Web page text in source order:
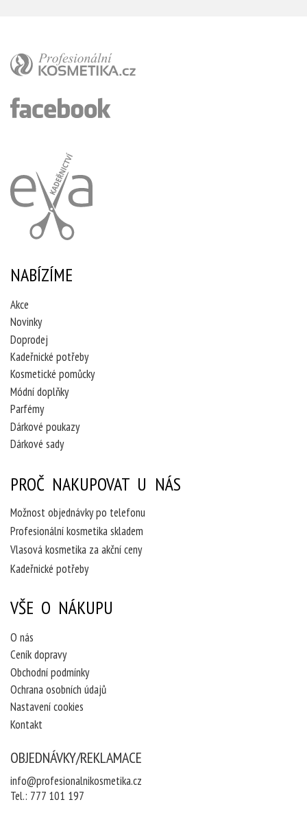
NABÍZÍME
Akce
Novinky
Doprodej
Kadeřnické potřeby
Kosmetické pomůcky
Módní doplňky
Parfémy
Dárkové poukazy
Dárkové sady
PROČ NAKUPOVAT U NÁS
Možnost objednávky po telefonu
Profesionální kosmetika skladem
Vlasová kosmetika za akční ceny
Kadeřnické potřeby
VŠE O NÁKUPU
O nás
Ceník dopravy
Obchodní podmínky
Ochrana osobních údajů
Nastavení cookies
Kontakt
OBJEDNÁVKY/REKLAMACE
info@profesionalnikosmetika.cz
Tel.: 777 101 197